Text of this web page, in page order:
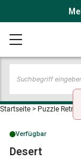
Startseite > Puzzle Retro
Verfügbar
Desert